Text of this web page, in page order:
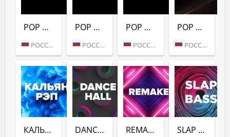
POP GOLD 2000S (DFM)
РОССИЯ (МОСКВА)
POP GOLD 2010S (DFM)
РОССИЯ (МОСКВА)
POP GOLD 2020S (DFM)
РОССИЯ (МОСКВА)
POP GOLD 1990S (DFM)
РОССИЯ (МОСКВА)
КАЛЬЯН РЭП (DFM) DANCE HALL (DFM) REMAKE (DFM) SLAP BASS (DFM)